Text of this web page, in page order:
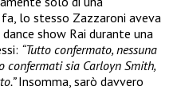
lo stesso Zazzaroni aveva
show Rai durante una
“Tutto confermato, nessuna
confermati sia Carloyn Smith,
Insomma, sarò davvero